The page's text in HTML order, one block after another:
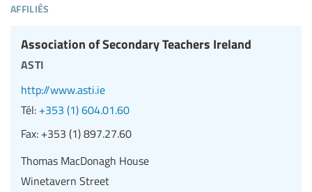
affiliés
Association of Secondary Teachers Ireland
asti
http://www.asti.ie
Tél: +353 (1) 604.01.60
Fax: +353 (1) 897.27.60
Thomas MacDonagh House
Winetavern Street